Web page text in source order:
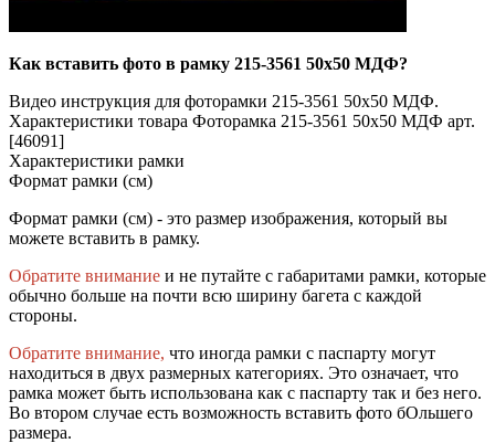
Как вставить фото в рамку 215-3561 50x50 МДФ?
Видео инструкция для фоторамки 215-3561 50x50 МДФ.
Характеристики товара Фоторамка 215-3561 50x50 МДФ арт.
[46091]
Характеристики рамки
Формат рамки (см)
Формат рамки (см) - это размер изображения, который вы
можете вставить в рамку.
Обратите внимание и не путайте с габаритами рамки, которые
обычно больше на почти всю ширину багета с каждой
стороны.
Обратите внимание, что иногда рамки с паспарту могут
находиться в двух размерных категориях. Это означает, что
рамка может быть использована как с паспарту так и без него.
Во втором случае есть возможность вставить фото бОльшего
размера.